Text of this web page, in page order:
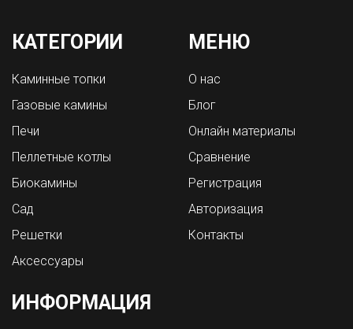
КАТЕГОРИИ
Каминные топки
Газовые камины
Печи
Пеллетные котлы
Биокамины
Сад
Решетки
Аксессуары
МЕНЮ
О нас
Блог
Онлайн материалы
Сравнение
Регистрация
Авторизация
Контакты
ИНФОРМАЦИЯ